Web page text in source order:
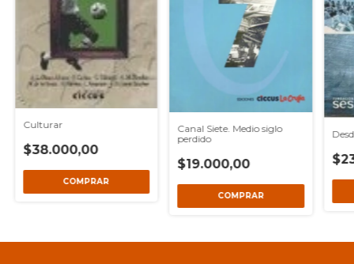
Culturar
$38.000,00
Canal Siete. Medio siglo
perdido
$19.000,00